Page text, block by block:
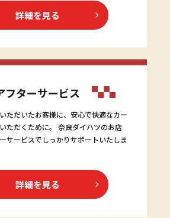
詳細を見る
フターサービス
ただいたお客様に、安心で快適なカー
ただくために。 奈良ダイハツのお店
サービスでしっかりサポートいたしま
詳細を見る